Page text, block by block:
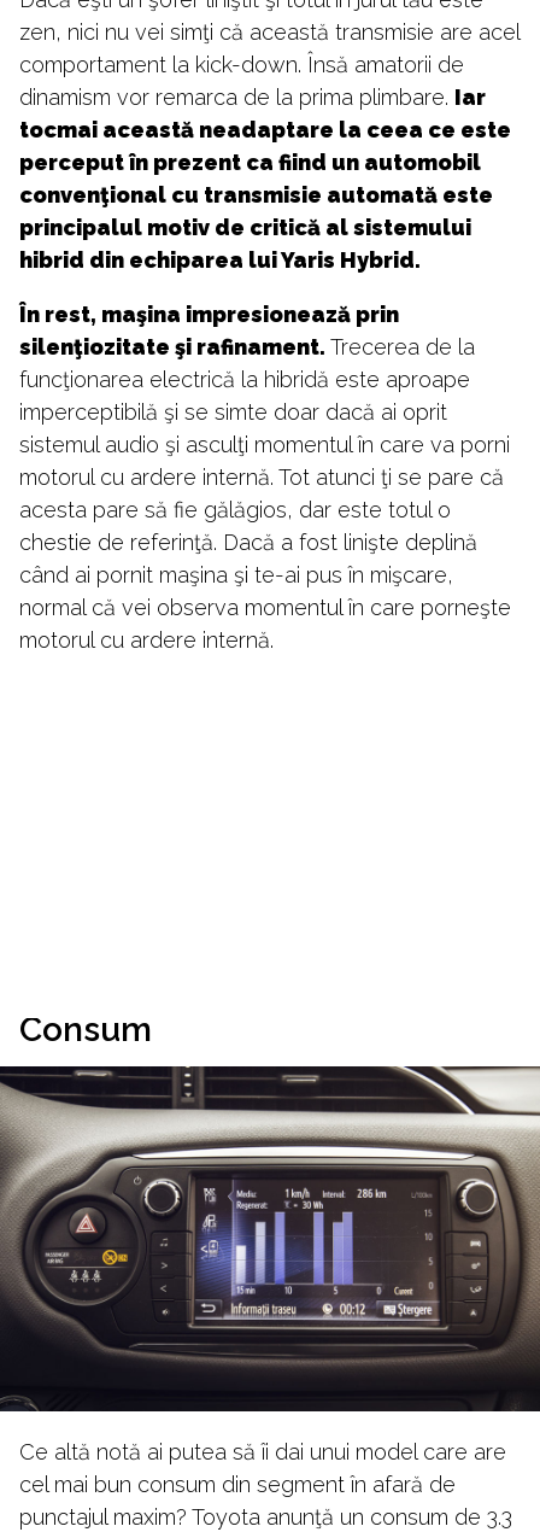
zen, nici nu vei simţi că această transmisie are acel
comportament la kick-down. Însă amatorii de
dinamism vor remarca de la prima plimbare. Iar
tocmai această neadaptare la ceea ce este
perceput în prezent ca fiind un automobil
convenţional cu transmisie automată este
principalul motiv de critică al sistemului
hibrid din echiparea lui Yaris Hybrid.
În rest, maşina impresionează prin
silenţiozitate şi rafinament. Trecerea de la
funcţionarea electrică la hibridă este aproape
imperceptibilă şi se simte doar dacă ai oprit
sistemul audio şi asculţi momentul în care va porni
motorul cu ardere internă. Tot atunci ţi se pare că
acesta pare să fie gălăgios, dar este totul o
chestie de referinţă. Dacă a fost linişte deplină
când ai pornit maşina şi te-ai pus în mişcare,
normal că vei observa momentul în care porneşte
motorul cu ardere internă.
Consum
Ce altă notă ai putea să îi dai unui model care are
cel mai bun consum din segment în afară de
punctajul maxim? Toyota anunţă un consum de 3.3